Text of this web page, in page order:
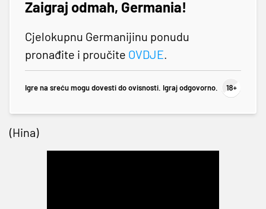
Zaigraj odmah, Germania!
Cjelokupnu Germanijinu ponudu
pronađite i proučite OVDJE.
Igre na sreću mogu dovesti do ovisnosti. Igraj odgovorno.
(Hina)